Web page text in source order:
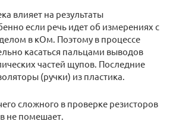
влияет на результаты
если речь идет об измерениях с
в кОм. Поэтому в процессе
касаться пальцами выводов
частей щупов. Последние
(ручки) из пластика.
сложного в проверке резисторов
не помешает.